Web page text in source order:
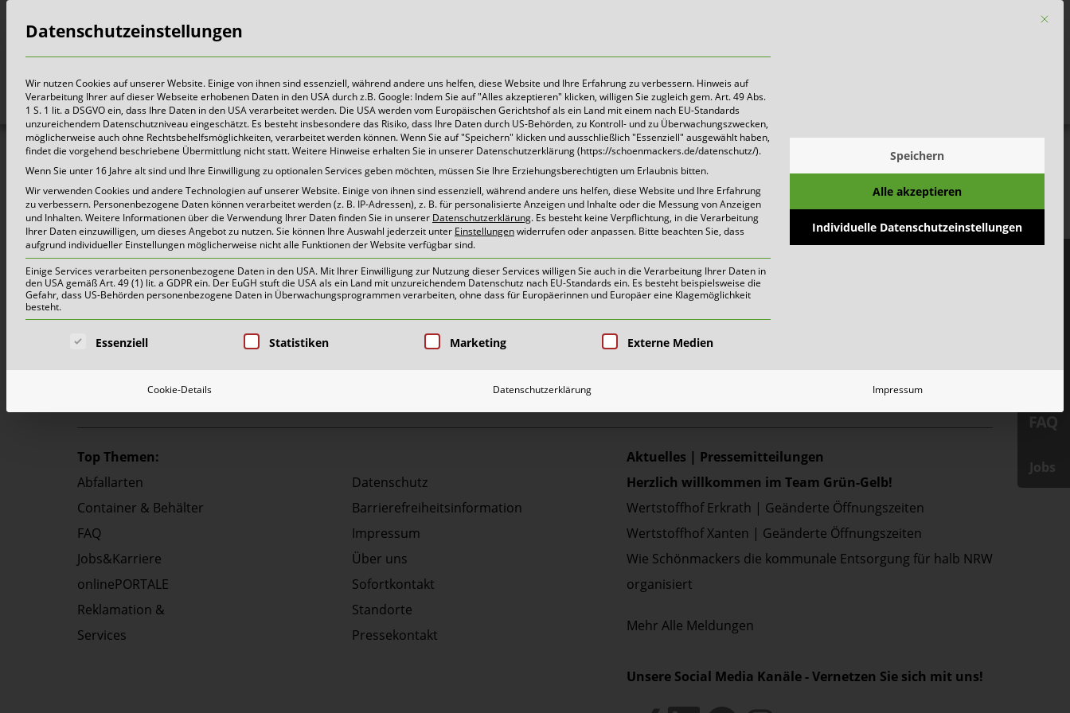
Bürger
Heute für morgen sorgen
oben
Top Themen:
Abfallarten
Container & Behälter
FAQ
Jobs&Karriere
onlinePORTALE
Reklamation &
Services
Datenschutz
Barrierefreiheitsinformation
Impressum
Über uns
Sofortkontakt
Standorte
Pressekontakt
Aktuelles | Pressemitteilungen
Herzlich willkommen im Team Grün-Gelb!
Wertstoffhof Erkrath | Geänderte Öffnungszeiten
Wertstoffhof Xanten | Geänderte Öffnungszeiten
Wie Schönmackers die kommunale Entsorgung für halb NRW
organisiert
Mehr Alle Meldungen
Unsere Social Media Kanäle - Vernetzen Sie sich mit uns!
Jobs
Mit
Datenschutzeinstellungen
Wir nutzen Cookies auf unserer Website. Einige von ihnen sind essenziell, während andere uns helfen, diese Website und Ihre Erfahrung zu verbessern. Hinweis auf
Verarbeitung Ihrer auf dieser Webseite erhobenen Daten in den USA durch z.B. Google: Indem Sie auf "Alles akzeptieren" klicken, willigen Sie zugleich gem. Art. 49 Abs.
1 S. 1 lit. a DSGVO ein, dass Ihre Daten in den USA verarbeitet werden. Die USA werden vom Europäischen Gerichtshof als ein Land mit einem nach EU-Standards
unzureichendem Datenschutzniveau eingeschätzt. Es besteht insbesondere das Risiko, dass Ihre Daten durch US-Behörden, zu Kontroll- und zu Überwachungszwecken,
möglicherweise auch ohne Rechtsbehelfsmöglichkeiten, verarbeitet werden können. Wenn Sie auf "Speichern" klicken und ausschließlich "Essenziell" ausgewählt haben,
findet die vorgehend beschriebene Übermittlung nicht statt. Weitere Hinweise erhalten Sie in unserer Datenschutzerklärung (https://schoenmackers.de/datenschutz/).
Wenn Sie unter 16 Jahre alt sind und Ihre Einwilligung zu optionalen Services geben möchten, müssen Sie Ihre Erziehungsberechtigten um Erlaubnis bitten.
Wir verwenden Cookies und andere Technologien auf unserer Website. Einige von ihnen sind essenziell, während andere uns helfen, diese Website und Ihre Erfahrung
zu verbessern. Personenbezogene Daten können verarbeitet werden (z. B. IP-Adressen), z. B. für personalisierte Anzeigen und Inhalte oder die Messung von Anzeigen
und Inhalten.Weitere Informationen über die Verwendung Ihrer Daten finden Sie in unserer Datenschutzerklärung. Es besteht keine Verpflichtung, in die Verarbeitung
Ihrer Daten einzuwilligen, um dieses Angebot zu nutzen.Sie können Ihre Auswahl jederzeit unter Einstellungenwiderrufen oder anpassen. Bitte beachten Sie, dass
aufgrund individueller Einstellungen möglicherweise nicht alle Funktionen der Website verfügbar sind.
Einige Services verarbeiten personenbezogene Daten in den USA. Mit Ihrer Einwilligung zur Nutzung dieser Services willigen Sie auch in die Verarbeitung Ihrer Daten in
den USA gemäß Art. 49 (1) lit. a GDPR ein. Der EuGH stuft die USA als ein Land mit unzureichendem Datenschutz nach EU-Standards ein. Es besteht beispielsweise die
Gefahr, dass US-Behörden personenbezogene Daten in Überwachungsprogrammen verarbeiten, ohne dass für Europäerinnen und Europäer eine Klagemöglichkeit
besteht.
Es folgt eine Liste der Service-Gruppen, für die eine Einwilligung erteilt werden kann. Die erste Service-Gruppe
Essenziell Statistiken Marketing Externe Medien
Speichern
Alle akzeptieren
Individuelle Datenschutzeinstellungen
Cookie-Details Datenschutzerklärung Impressum